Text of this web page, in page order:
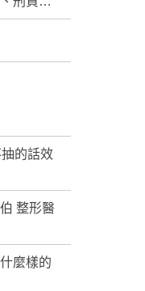
的話效
整形醫
麼樣的